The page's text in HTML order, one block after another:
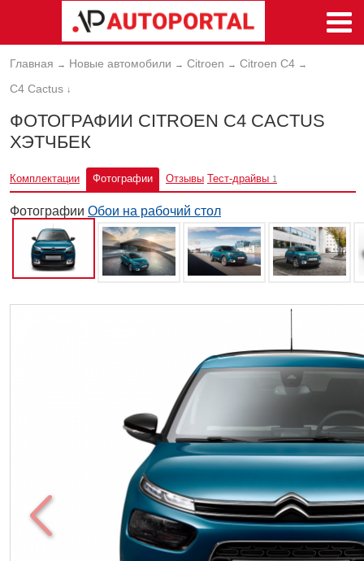
Главная → Новые автомобили → Citroen → Citroen C4 →
C4 Cactus ↓
ФОТОГРАФИИ CITROEN C4 CACTUS
ХЭТЧБЕК
Комплектации Фотографии Отзывы Тест-драйвы 1
Фотографии Обои на рабочий стол